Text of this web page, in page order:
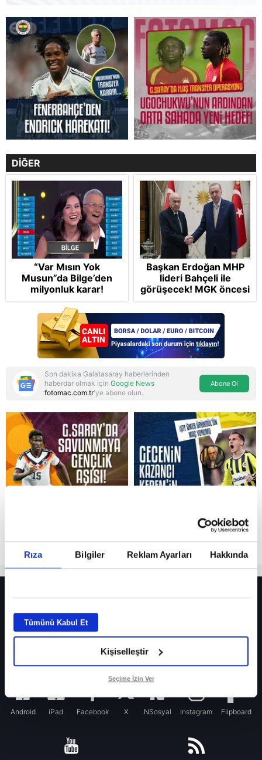
Rıza Bilgiler Reklam Ayarları Hakkında
Tümünü Kabul Et
Kişiselleştir
Seçime İzin Ver
Reddet
DİĞER
“Var Mısın Yok
Musun”da Bilge’den
milyonluk karar!
Başkan Erdoğan MHP
lideri Bahçeli ile
görüşecek! MGK öncesi
sürpriz zirve: Çerçeve
Yasa teklifi gündemde
Son dakika Galatasaray haberlerinden
haberdar olmak için Google News
fotomac.com.tr'ye abone olun.
Abone Ol
Fenerbahçe’de sürpriz ayrılık ihtimali! Devre arasında gelmişti
Fenerbahçe’nin yeni transferi Mason Greenwood için olay sözler!
Galatasaray’da rota yeniden Thiago Almada!
Android iPad Facebook X NSosyal Instagram Flipboard